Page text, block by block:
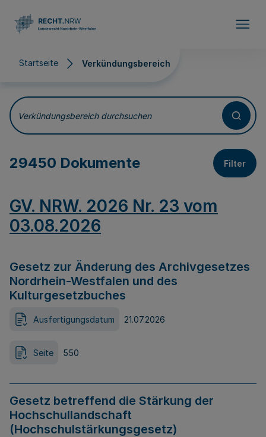
Startseite Verkündungsbereich
Verkündungsbereich
Verkündungsbereich durchsuchen
29450 Dokumente Filter
GV. NRW. 2026 Nr. 23 vom
03.08.2026
Gesetz zur Änderung des Archivgesetzes
Nordrhein-Westfalen und des
Kulturgesetzbuches
Ausfertigungsdatum 21.07.2026
Seite 550
Gesetz betreffend die Stärkung der
Hochschullandschaft
(Hochschulstärkungsgesetz)